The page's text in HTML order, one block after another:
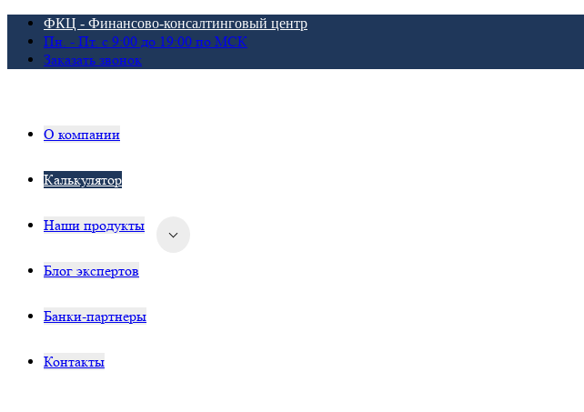
ФКЦ - Финансово-консалтинговый центр
Пн. - Пт. с 9:00 до 19:00 по МСК
Заказать звонок
О компании
Калькулятор
Наши продукты
Блог экспертов
Банки-партнеры
Контакты